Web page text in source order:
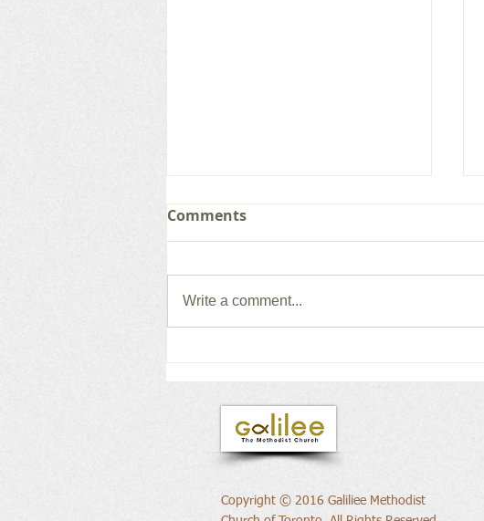
새로운 권위의 삶으로
Comments
Write a comment...
Copyright © 2016 Galiliee Methodist